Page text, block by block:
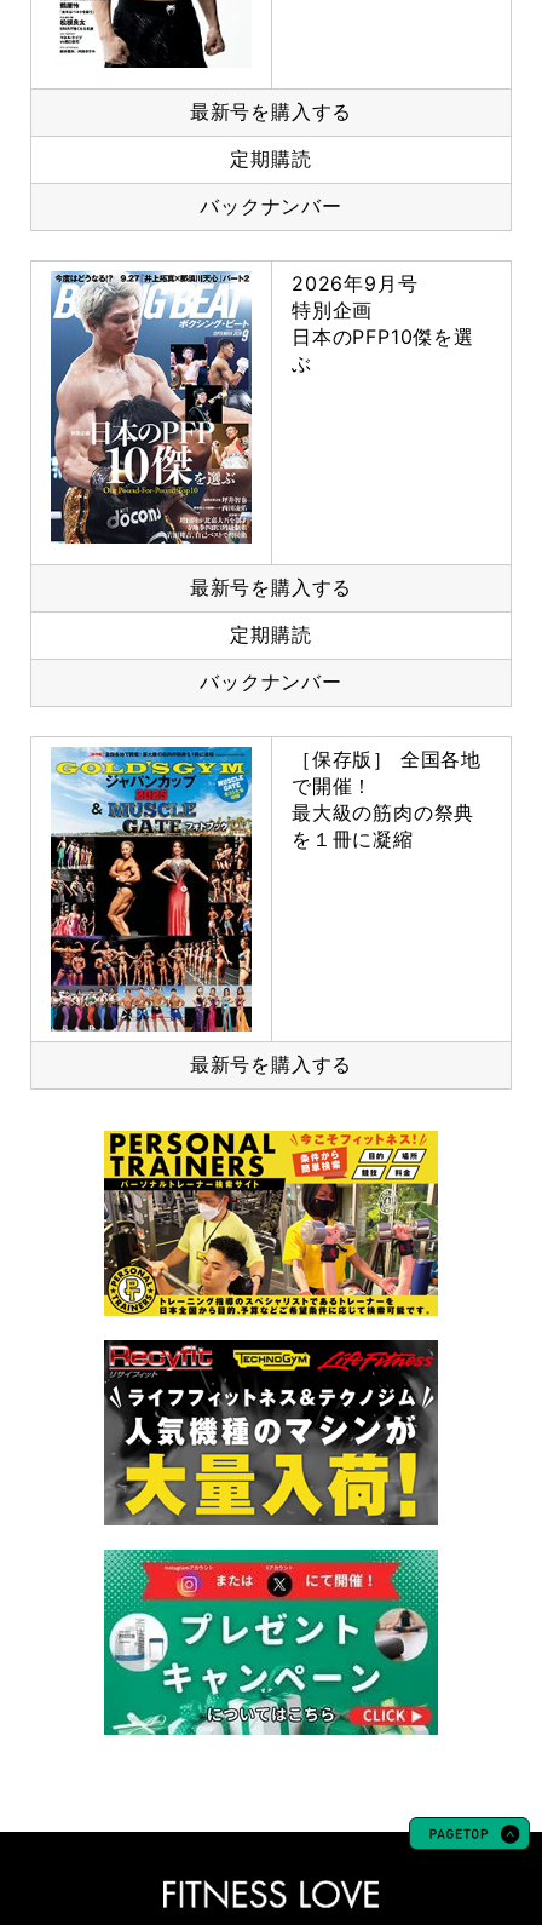
最新号を購入する
定期購読
バックナンバー
2026年9月号
特別企画
日本のPFP10傑を選
ぶ
最新号を購入する
定期購読
バックナンバー
［保存版］ 全国各地
で開催！
最大級の筋肉の祭典
を１冊に凝縮
最新号を購入する